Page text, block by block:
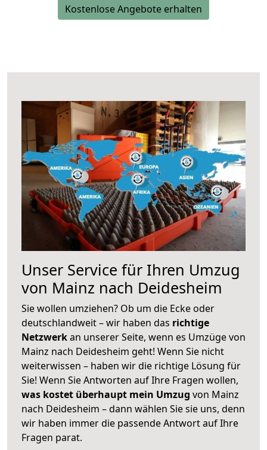
Kostenlose Angebote erhalten
Unser Service für Ihren Umzug
von Mainz nach Deidesheim
Sie wollen umziehen? Ob um die Ecke oder
deutschlandweit – wir haben das richtige
Netzwerkan unserer Seite, wenn es Umzüge von
Mainz nach Deidesheim geht! Wenn Sie nicht
weiterwissen – haben wir die richtige Lösung für
Sie! Wenn Sie Antworten auf Ihre Fragen wollen,
was kostet überhaupt mein Umzug von Mainz
nach Deidesheim – dann wählen Sie sie uns, denn
wir haben immer die passende Antwort auf Ihre
Fragen parat.